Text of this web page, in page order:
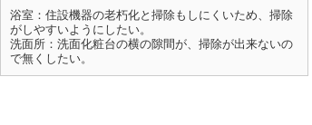
浴室：住設機器の老朽化と掃除もしにくいため、掃除
がしやすいようにしたい。
洗面所：洗面化粧台の横の隙間が、掃除が出来ないの
で無くしたい。